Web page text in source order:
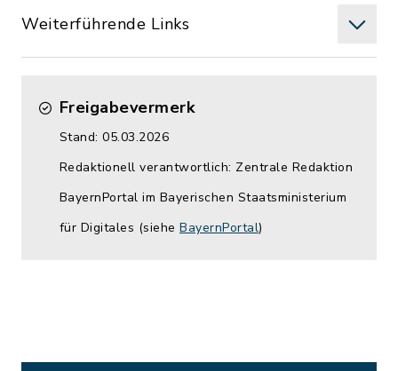
Weiterführende Links
Freigabevermerk
Stand: 05.03.2026
Redaktionell verantwortlich: Zentrale Redaktion
BayernPortal im Bayerischen Staatsministerium
für Digitales (siehe BayernPortal)